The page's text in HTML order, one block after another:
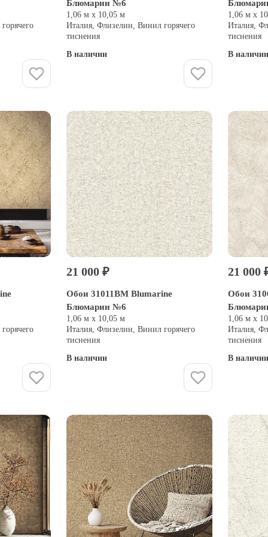
Блюмарин №6
1,06 м х 10,05 м
Италия, Флизелин, Винил горячего
тиснения
В наличии
1,06 м х
Италия,
тиснения
В наличии
21 000 ₽
Обои 31011BM Blumarine
Блюмарин №6
1,06 м х 10,05 м
Италия, Флизелин, Винил горячего
тиснения
В наличии
21 000
Обои
1,06 м х
Италия,
тиснения
В наличии